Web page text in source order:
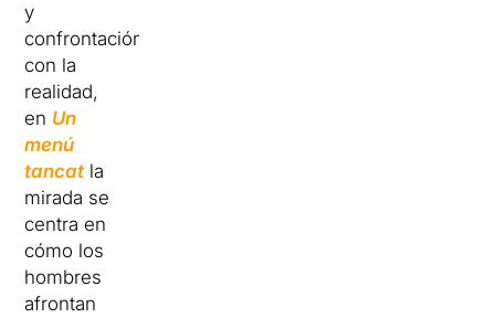
y
confrontación
con la
realidad,
en Un
menú
tancatla
mirada se
centra en
cómo los
hombres
afrontan